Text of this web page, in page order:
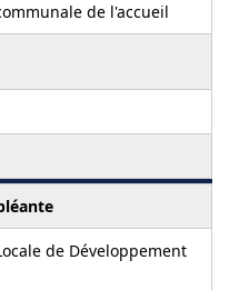
de l'accueil
de Développement